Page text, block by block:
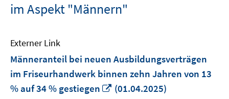
im Aspekt "Männern"
Externer Link
Männeranteil bei neuen Ausbildungsverträgen
im Friseurhandwerk binnen zehn Jahren von 13
% auf 34 % gestiegen
In
(01.04.2025)